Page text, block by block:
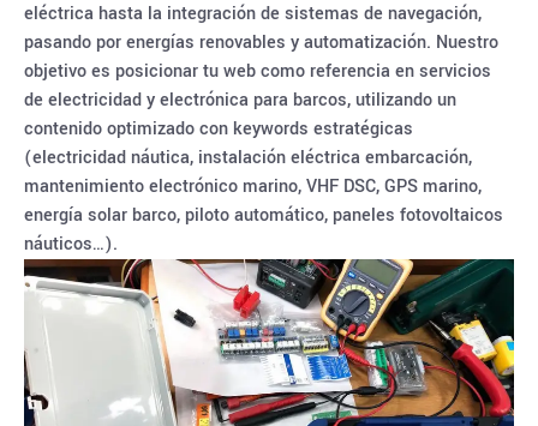
eléctrica hasta la integración de sistemas de navegación,
pasando por energías renovables y automatización. Nuestro
objetivo es posicionar tu web como referencia en servicios
de electricidad y electrónica para barcos, utilizando un
contenido optimizado con keywords estratégicas
(electricidad náutica, instalación eléctrica embarcación,
mantenimiento electrónico marino, VHF DSC, GPS marino,
energía solar barco, piloto automático, paneles fotovoltaicos
náuticos…).